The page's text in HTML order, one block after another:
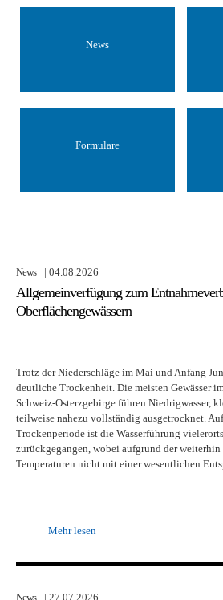
News
Formulare
News | 04.08.2026
Allgemeinverfügung zum
Oberflächengewässern
Trotz der Niederschläge im Mai und Anfang
deutliche Trockenheit. Die meisten Gewässer
Schweiz-Osterzgebirge führen Niedrigwasser,
teilweise nahezu vollständig ausgetrocknet.
Trockenperiode ist die Wasserführung
zurückgegangen, wobei aufgrund der weiterhin
Temperaturen nicht mit einer wesentlichen
Mehr lesen
News | 27.07.2026